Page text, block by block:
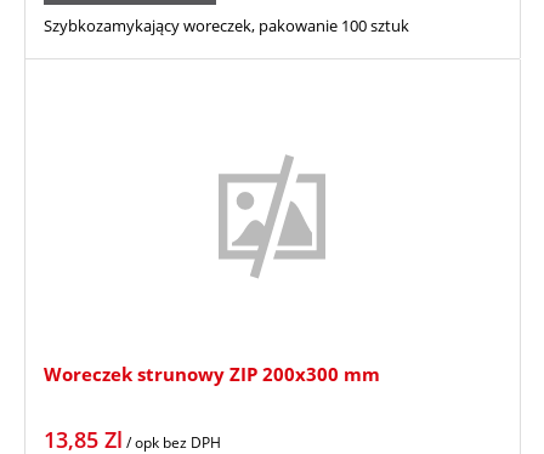
Szybkozamykający woreczek, pakowanie 100 sztuk
Woreczek strunowy ZIP 200x300 mm
13,85 Zl / opk bez DPH